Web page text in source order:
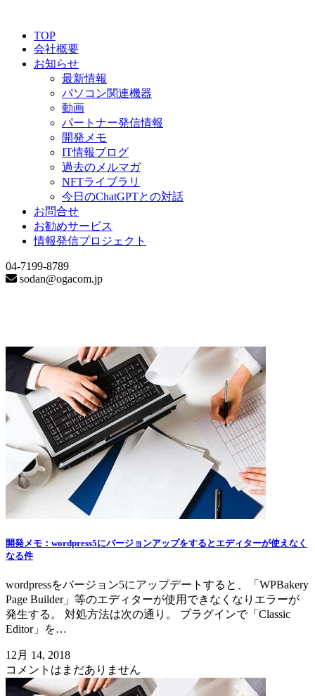
TOP
会社概要
お知らせ
最新情報
パソコン関連機器
動画
パートナー発信情報
開発メモ
IT情報ブログ
過去のメルマガ
NFTライブラリ
今日のChatGPTとの対話
お問合せ
お勧めサービス
情報発信プロジェクト
04-7199-8789
sodan@ogacom.jp
開発メモ：wordpress5にバージョンアップをするとエディターが使えなく
なる件
wordpressをバージョン5にアップデートすると、「WPBakery
Page Builder」等のエディターが使用できなくなりエラーが
発生する。 対処方法は次の通り。 プラグインで「Classic
Editor」を…
12月 14, 2018
コメントはまだありません